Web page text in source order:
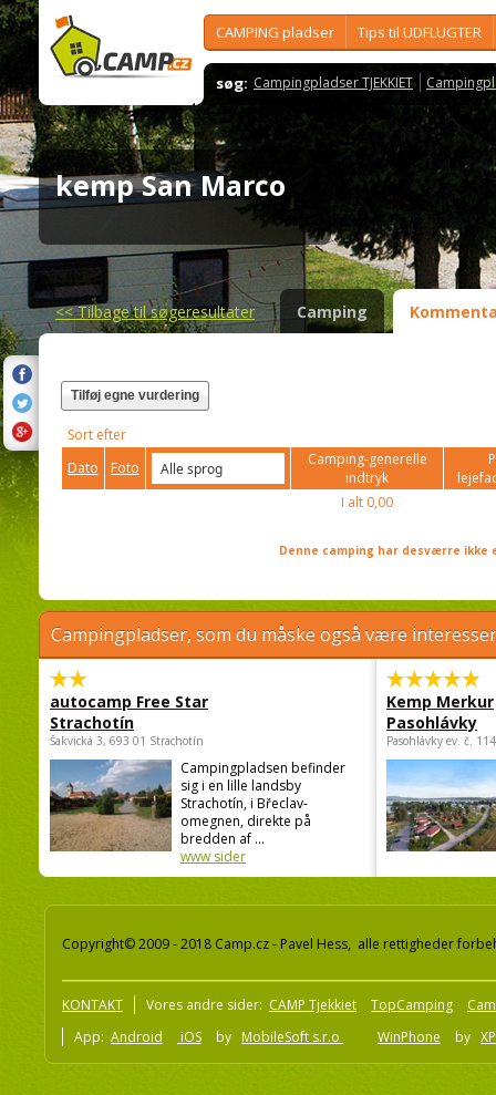
CAMPING pladser Tips til UDFLUGTER
søg: Campingpladser TJEKKIET
kemp San Marco
<<Tilbage til søgeresultater Camping
Tilføj egne vurdering
Sort efter
Dato
Foto
Camping-generelle
indtryk
I alt 0,00
Denne camping har desværre
Campingpladser, som du måske også være
autocamp Free Star
Strachotín
Šakvická 3, 693 01 Strachotín
Campingpladsen befinder
sig i en lille landsby
Strachotín, i Břeclav-
omegnen, direkte på
bredden af ...
www sider
Kemp Merkur
Pasohlávky
Pasohlávky ev. č.
Copyright© 2009 - 2018 Camp.cz - Pavel Hess, alle rettigheder
KONTAKT Vores andre sider: CAMP Tjekkiet TopCamping
App: Android iOS by MobileSoft s.r.o WinPhone by